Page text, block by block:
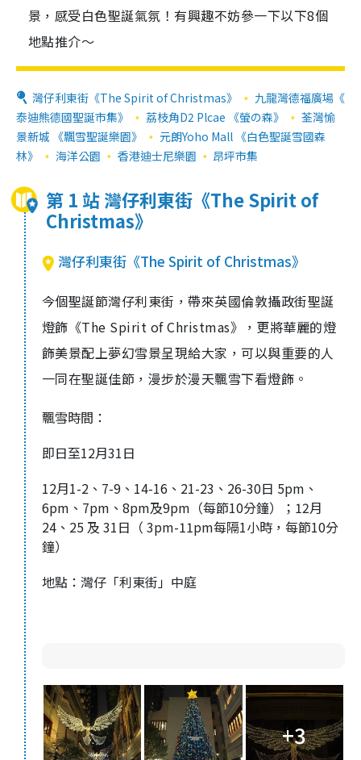
景，感受白色聖誕氣氛！有興趣不妨參一下以下8個
地點推介～
灣仔利東街《The Spirit of Christmas》
九龍灣德福廣場《
泰迪熊德國聖誕市集》
荔枝角D2 Plcae 《螢の森》
荃灣愉
景新城 《飄雪聖誕樂園》
元朗Yoho Mall 《白色聖誕雪國森
林》
海洋公園 香港迪士尼樂園 昂坪市集
第 1 站 灣仔利東街《The Spirit of
Christmas》
灣仔利東街《The Spirit of Christmas》
今個聖誕節灣仔利東街，帶來英國倫敦攝政街聖誕
燈飾《The Spirit of Christmas》，更將華麗的燈
飾美景配上夢幻雪景呈現給大家，可以與重要的人
一同在聖誕佳節，漫步於漫天飄雪下看燈飾。
飄雪時間：
即日至12月31日
12月1-2、7-9、14-16、21-23、26-30日 5pm、
6pm、7pm、8pm及9pm（每節10分鐘）；12月
24、25 及 31日（ 3pm-11pm每隔1小時，每節10分
鐘）
地點：灣仔「利東街」中庭
+3